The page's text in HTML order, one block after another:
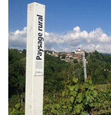
Dégustation
Infos pratiques▼
Médias▼
Login▼